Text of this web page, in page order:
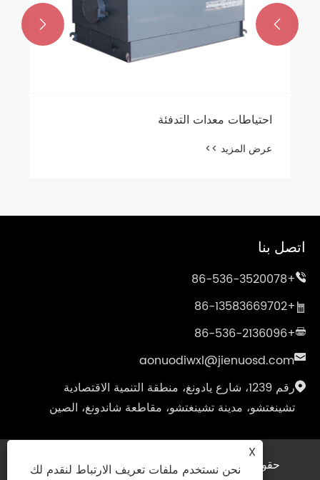
احتياطات معدات التدفئة
عرض المزيد >>


اتصل بنا
+86-536-3520078
+86-13583669702
+86-536-2136096
aonuodiwxl@jienuosd.com
رقم 1239، شارع يادونغ، منطقة التنمية الاقتصادية
تشينغتشو، مدينة تشينغتشو، مقاطعة شاندونغ، الصين
حقوق الطبع والنشر © 2024 Shandong Jienuo
X
نحن نستخدم ملفات تعريف الارتباط لنقدم لك